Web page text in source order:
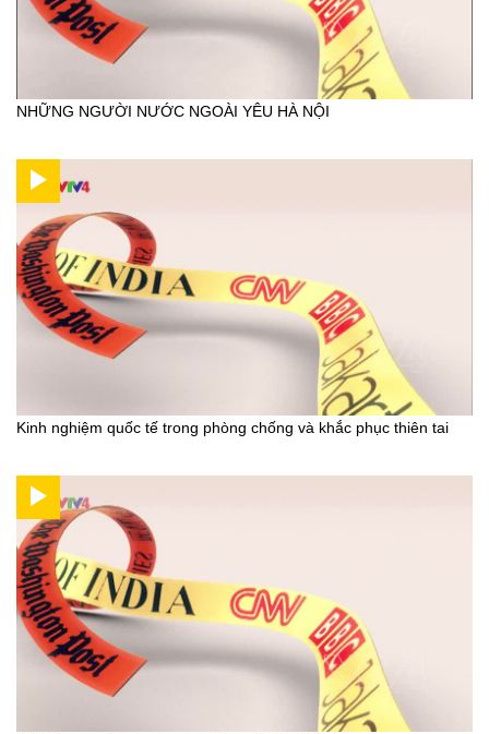
NHỮNG NGƯỜI NƯỚC NGOÀI YÊU HÀ NỘI
Kinh nghiệm quốc tế trong phòng chống và khắc phục thiên tai